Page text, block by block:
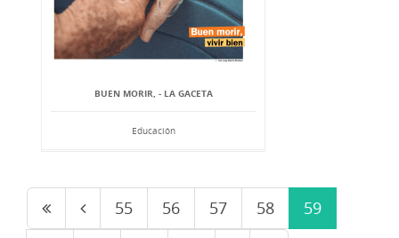
BUEN MORIR, - LA GACETA
Educación
55 56 57 58
59